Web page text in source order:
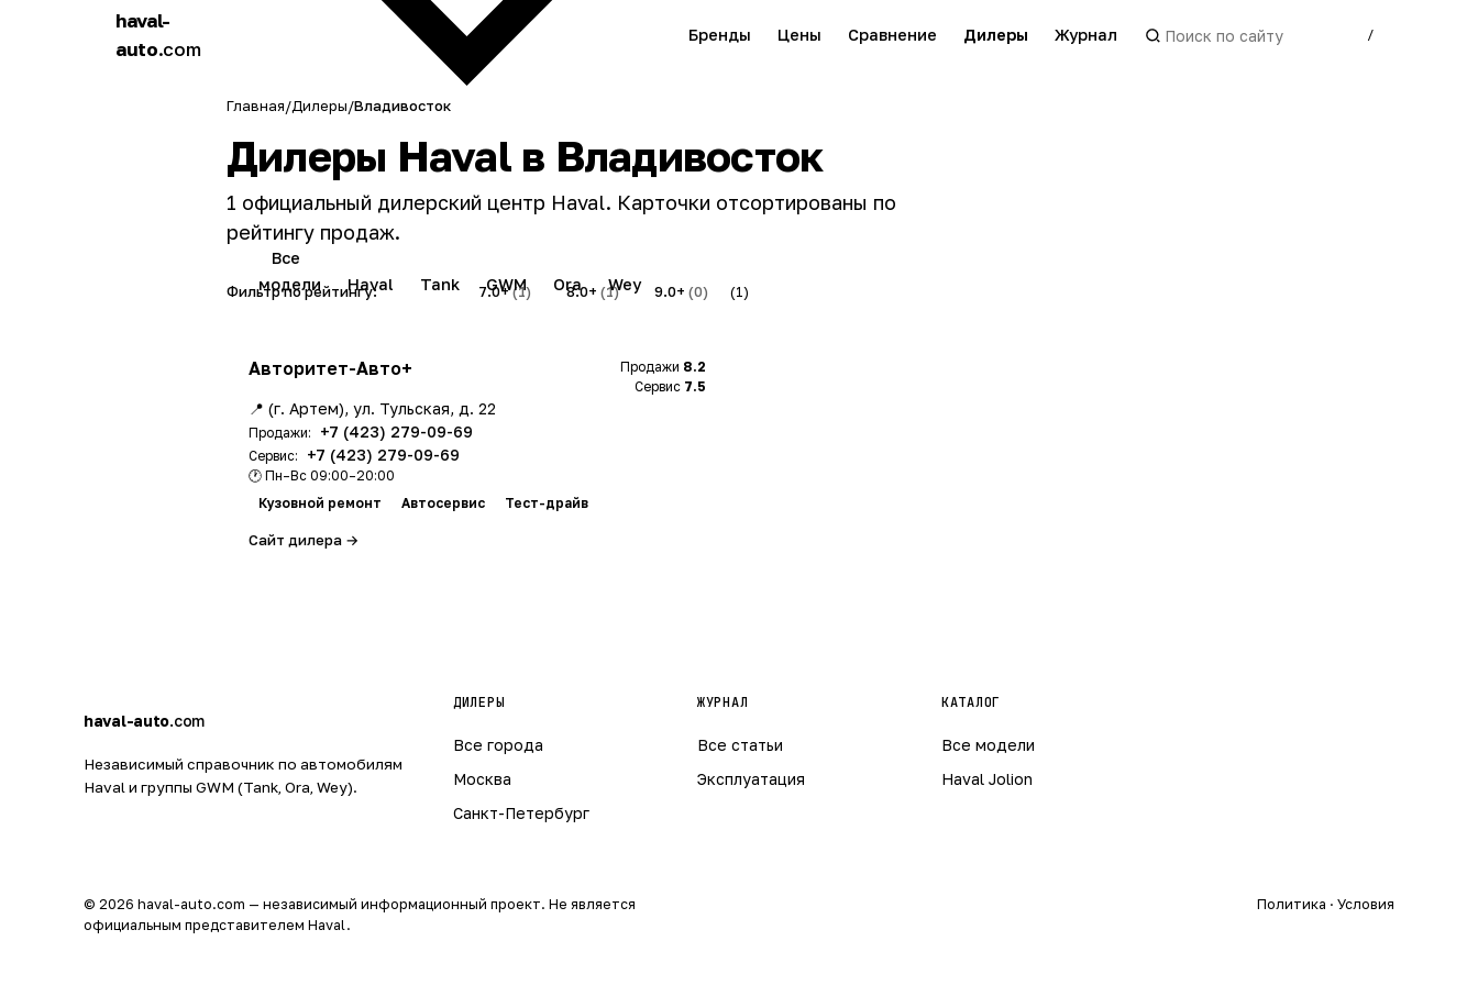
haval-
auto.com
Все
модели
Haval Tank GWM Ora Wey
Бренды Цены Сравнение Дилеры Журнал /
Главная/Дилеры/Владивосток
Дилеры Haval в Владивосток
1 официальный дилерский центр Haval. Карточки отсортированы по
рейтингу продаж.
Фильтр по рейтингу: (1) 7.0+(1) 8.0+ (1) 9.0+ (0) (1)
Авторитет-Авто+ Продажи 8.2
Сервис 7.5
📍 (г. Артем), ул. Тульская, д. 22
Продажи: +7 (423) 279-09-69
Сервис: +7 (423) 279-09-69
🕐 Пн–Вс 09:00–20:00
Кузовной ремонт
Автосервис Тест-драйв
Сайт дилера →
a
haval-auto.com
Независимый справочник по автомобилям
Haval и группы GWM (Tank, Ora, Wey).
ДИЛЕРЫ
Все города
Москва
Санкт-Петербург
ЖУРНАЛ
Все статьи
Эксплуатация
КАТАЛОГ
Все модели
Haval Jolion
© 2026 haval-auto.com — независимый информационный проект. Не является
официальным представителем Haval.
Политика · Условия